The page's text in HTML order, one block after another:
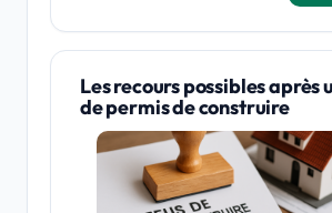
Les recours possibles après
de permis de construire